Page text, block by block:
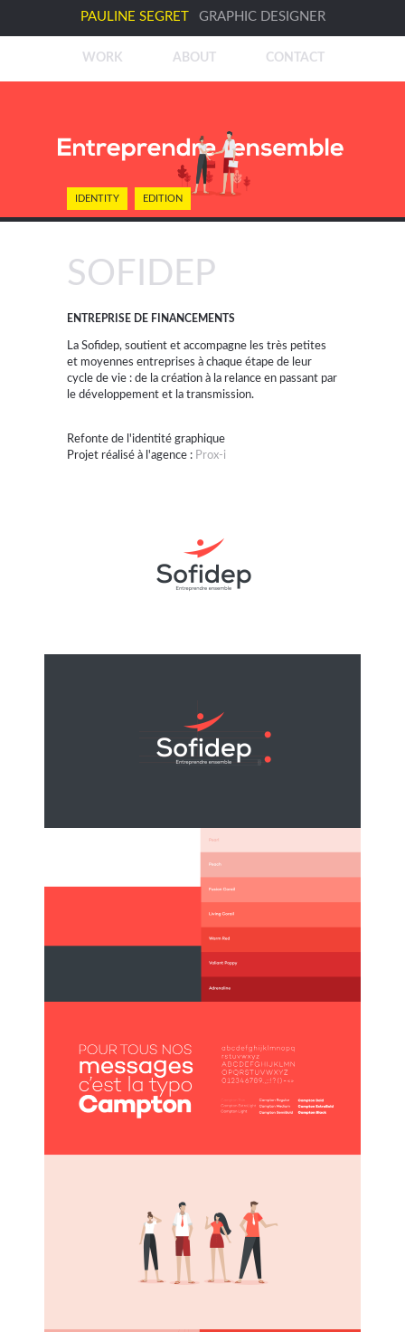
PAULINE SEGRET GRAPHIC DESIGNER
CONTACT
ABOUT
WORK
IDENTITY EDITION
SOFIDEP
ENTREPRISE DE FINANCEMENTS
La Sofidep, soutient et accompagne les très petites
et moyennes entreprises à chaque étape de leur
cycle de vie : de la création à la relance en passant par
le développement et la transmission.
Refonte de l'identité graphique
Projet réalisé à l'agence : Prox-i